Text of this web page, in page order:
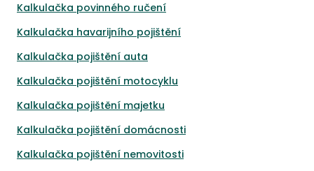
Kalkulačka povinného ručení
Kalkulačka havarijního pojištění
Kalkulačka pojištění auta
Kalkulačka pojištění motocyklu
Kalkulačka pojištění majetku
Kalkulačka pojištění domácnosti
Kalkulačka pojištění nemovitosti